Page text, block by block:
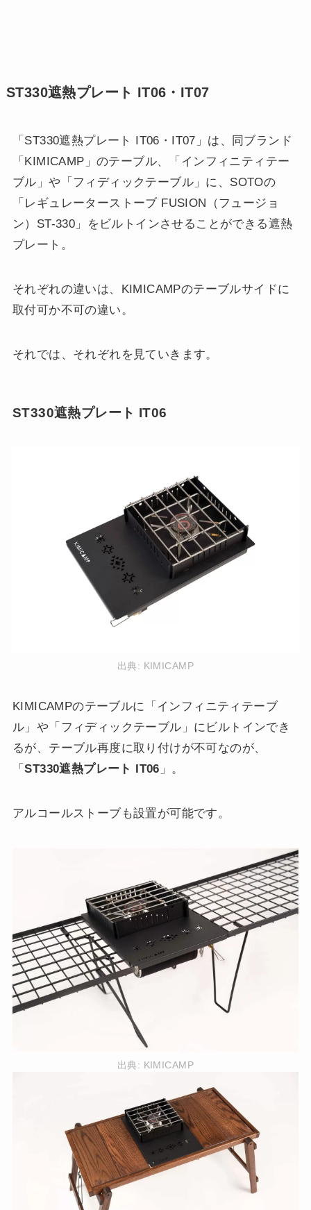
ST330遮熱プレート IT06・IT07
「ST330遮熱プレート IT06・IT07」は、同ブランド
「KIMICAMP」のテーブル、「インフィニティテー
ブル」や「フィディックテーブル」に、SOTOの
「レギュレーターストーブ FUSION（フュージョ
ン）ST-330」をビルトインさせることができる遮熱
プレート。
それぞれの違いは、KIMICAMPのテーブルサイドに
取付可か不可の違い。
それでは、それぞれを見ていきます。
ST330遮熱プレート IT06
出典: KIMICAMP
KIMICAMPのテーブルに「インフィニティテーブ
ル」や「フィディックテーブル」にビルトインでき
るが、テーブル再度に取り付けが不可なのが、
「ST330遮熱プレート IT06 」。
アルコールストーブも設置が可能です。
出典: KIMICAMP